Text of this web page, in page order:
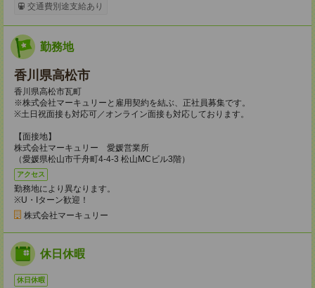
交通費別途支給あり
勤務地
香川県高松市
香川県高松市瓦町
※株式会社マーキュリーと雇用契約を結ぶ、正社員募集です。
※土日祝面接も対応可／オンライン面接も対応しております。
【面接地】
株式会社マーキュリー 愛媛営業所
（愛媛県松山市千舟町4-4-3 松山MCビル3階）
アクセス
勤務地により異なります。
※U・Iターン歓迎！
株式会社マーキュリー
休日休暇
休日休暇